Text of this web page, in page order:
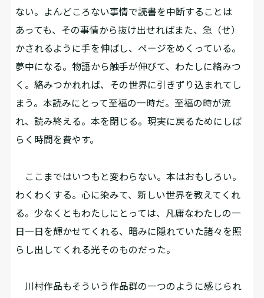
ない。よんどころない事情で読書を中断することは
あっても、その事情から抜け出せればまた、急（せ）
かされるように手を伸ばし、ページをめくっている。
夢中になる。物語から触手が伸びて、わたしに絡みつ
く。絡みつかれれば、その世界に引きずり込まれてし
まう。本読みにとって至福の一時だ。至福の時が流
れ、読み終える。本を閉じる。現実に戻るためにしば
らく時間を費やす。
ここまではいつもと変わらない。本はおもしろい。
わくわくする。心に染みて、新しい世界を教えてくれ
る。少なくともわたしにとっては、凡庸なわたしの一
日一日を輝かせてくれる、暗みに隠れていた諸々を照
らし出してくれる光そのものだった。
川村作品もそういう作品群の一つのように感じられ